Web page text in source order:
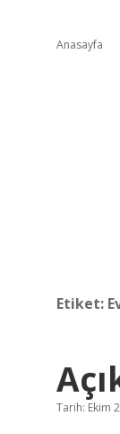
Anasayfa
Etiket:
Tarih: Ekim